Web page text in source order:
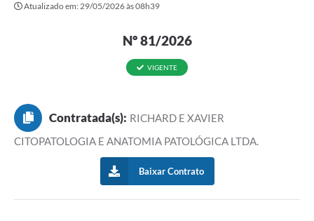
Atualizado em: 29/05/2026 às 08h39
Nº 81/2026
VIGENTE
Contratada(s): RICHARD E XAVIER
CITOPATOLOGIA E ANATOMIA PATOLÓGICA LTDA.
Baixar Contrato